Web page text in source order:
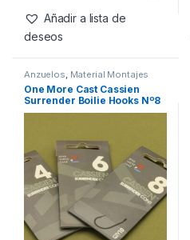
Añadir a lista de
deseos
Anzuelos, Material Montajes
One More Cast Cassien
Surrender Boilie Hooks Nº8